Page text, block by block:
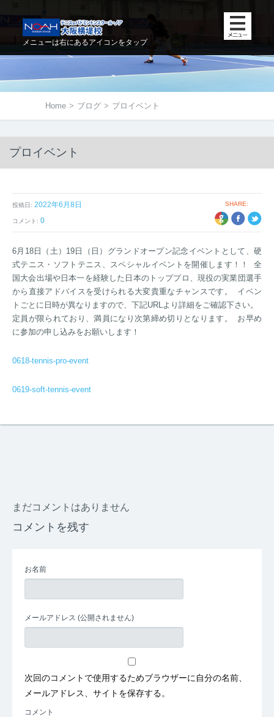
メニューは右にあるアイコンをタップ
Home > ブログ > プロイベント
プロイベント
SHARE:
TWITTER
投稿日: 2022年6月8日
コメント: 0
6月18日（土）19日（日）グランドオープン記念イベントとして、硬
式テニス・ソフトテニス、スペシャルイベントを開催します！！ 全
国大会出場や日本一を経験した日本のトッププロ、現役の実業団選手
から直接アドバイスを受けられる大変貴重なチャンスです。 イベン
トごとに日時が異なりますので、下記URLより詳細をご確認下さい。
定員が限られており、満員になり次第締め切りとなります。 お早め
に参加の申し込みをお願いします！
0618-tennis-pro-event
0619-soft-tennis-event
まだコメントはありません
コメントを残す
お名前
メールアドレス (公開されません)
次回のコメントで使用するためブラウザーに自分の名前、
メールアドレス、サイトを保存する。
コメント